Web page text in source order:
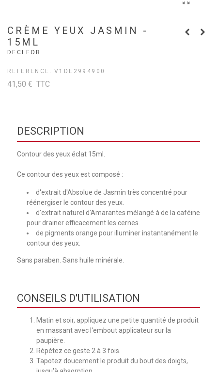
CRÈME YEUX JASMIN -
15ML
DECLEOR
REFERENCE: V1DE2994900
41,50 € TTC
DESCRIPTION
Contour des yeux éclat 15ml.
Ce contour des yeux est composé :
d'extrait d'Absolue de Jasmin très concentré pour
réénergiser le contour des yeux.
d'extrait naturel d'Amarantes mélangé à de la caféine
pour drainer efficacement les cernes.
de pigments orange pour illuminer instantanément le
contour des yeux.
Sans paraben. Sans huile minérale.
CONSEILS D'UTILISATION
Matin et soir, appliquez une petite quantité de produit
en massant avec l'embout applicateur sur la
paupière.
Répétez ce geste 2 à 3 fois.
Tapotez doucement le produit du bout des doigts,